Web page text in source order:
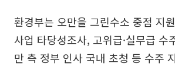
환경부는 오만을 그린수소 중점 지
사업 타당성조사, 고위급·실무급 수
만 측 정부 인사 국내 초청 등 수주